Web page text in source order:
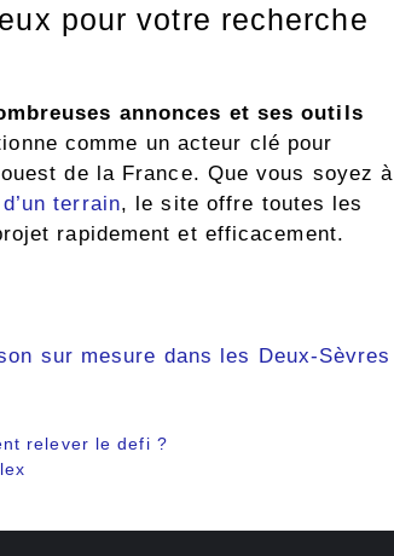
pour votre recherche
annonces et ses outils
comme un acteur clé pour
de la France. Que vous soyez à
terrain, le site offre toutes les
rapidement et efficacement.
sur mesure dans les Deux-Sèvres
relever le defi ?